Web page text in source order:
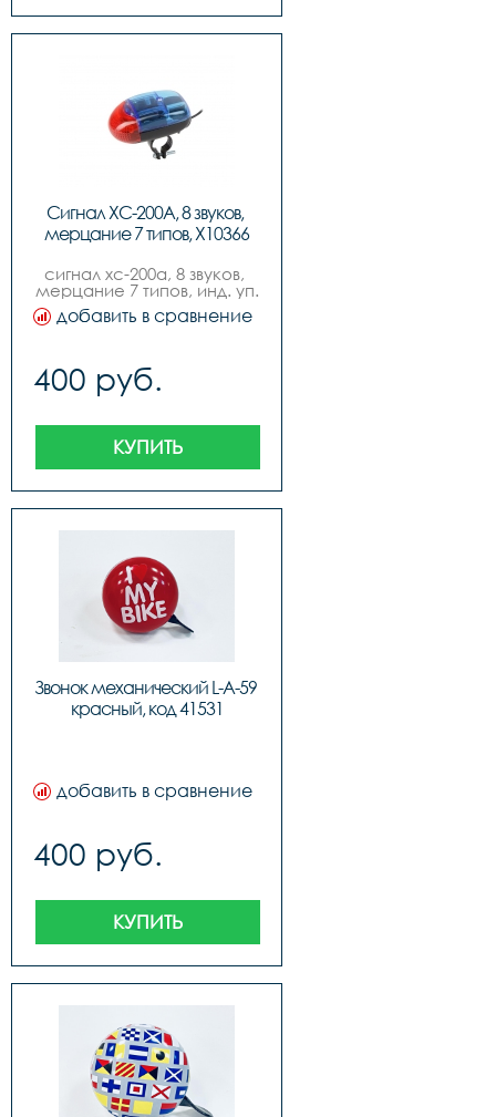
Сигнал ХС-200А, 8 звуков,
мерцание 7 типов, Х10366
сигнал хс-200а, 8 звуков,
мерцание 7 типов, инд. уп.
добавить в сравнение
400 руб.
КУПИТЬ
Звонок механический L-A-59
красный, код 41531
добавить в сравнение
400 руб.
КУПИТЬ